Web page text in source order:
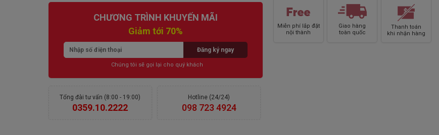
CHƯƠNG TRÌNH KHUYẾN MÃI
Giảm tới 70%
Đăng ký ngay
Chúng tôi sẽ gọi lại cho quý khách
Tổng đài tư vấn (8:00 - 19:00)
0359.10.2222
Hotline (24/24)
098 723 4924
SHOWROOM VINH -- Địa chỉ: Phan Đình Phùng,
Thành Phố Vinh
SHOWROOM Thanh Hóa -- Địa chỉ:Trần Phú,
Miễn phí lắp đặt
nội thành
Giao hàng
toàn quốc
Thanh toán
khi nhận hàng